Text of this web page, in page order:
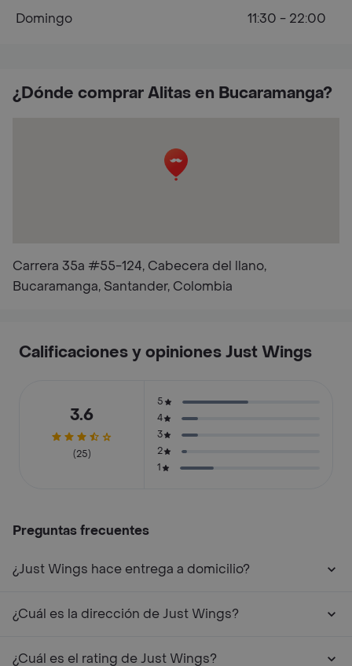
¿Dónde comprar Alitas en Bucaramanga?
Carrera 35a #55-124, Cabecera del llano,
Bucaramanga, Santander, Colombia
Domingo
11:30 - 22:00
Calificaciones y opiniones Just Wings
3.6
(25)
5
4
3
2
1
Preguntas frecuentes
¿Just Wings hace entrega a domicilio?
¿Cuál es la dirección de Just Wings?
¿Cuál es el rating de Just Wings?